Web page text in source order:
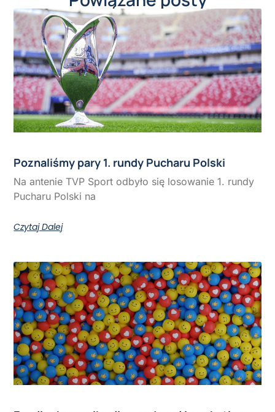
Poznaliśmy pary 1. rundy Pucharu Polski
Na antenie TVP Sport odbyło się losowanie 1. rundy
Pucharu Polski na
Czytaj Dalej